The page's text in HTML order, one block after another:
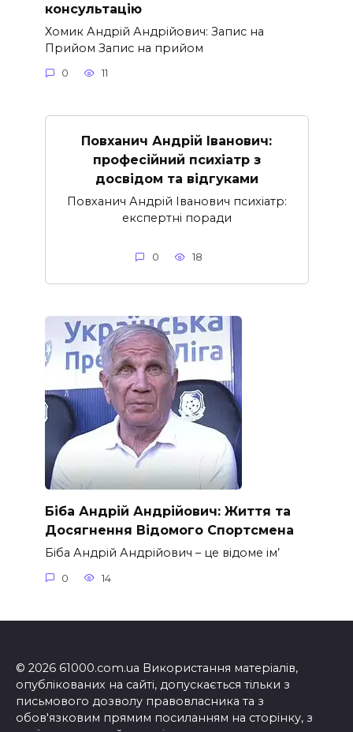
консультацію
Хомик Андрій Андрійович: Запис на
Прийом Запис на прийом
0 11
Повханич Андрій Іванович:
професійний психіатр з
досвідом та відгуками
Повханич Андрій Іванович психіатр:
експертні поради
0 18
Біба Андрій Андрійович: Життя та
Досягнення Відомого Спортсмена
Біба Андрій Андрійович – це відоме ім’
0 14
© 2026 61000.com.ua Використання матеріалів,
опублікованих на сайті, допускається тільки з
письмового дозволу правовласника та з
обов'язковим прямим посиланням на сторінку, з